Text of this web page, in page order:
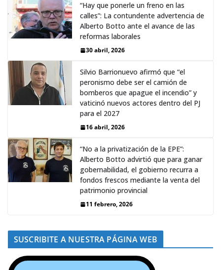
“Hay que ponerle un freno en las
calles”: La contundente advertencia de
Alberto Botto ante el avance de las
reformas laborales
30 abril, 2026
Silvio Barrionuevo afirmó que “el
peronismo debe ser el camión de
bomberos que apague el incendio” y
vaticinó nuevos actores dentro del PJ
para el 2027
16 abril, 2026
“No a la privatización de la EPE”:
Alberto Botto advirtió que para ganar
gobernabilidad, el gobierno recurra a
fondos frescos mediante la venta del
patrimonio provincial
11 febrero, 2026
SUSCRIBITE A NUESTRA PÁGINA WEB